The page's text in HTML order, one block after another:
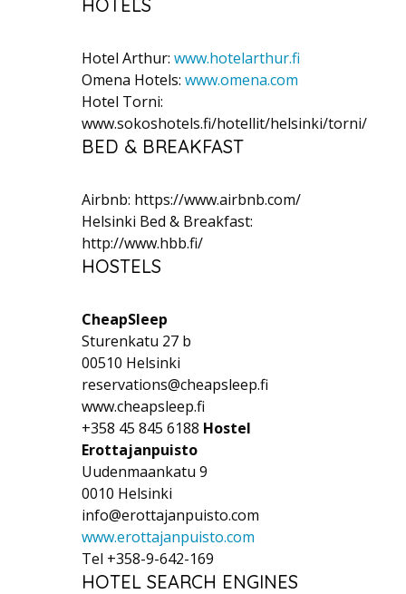
HOTELS
Hotel Arthur: www.hotelarthur.fi
Omena Hotels: www.omena.com
Hotel Torni:
www.sokoshotels.fi/hotellit/helsinki/torni/
BED & BREAKFAST
Airbnb: https://www.airbnb.com/
Helsinki Bed & Breakfast:
http://www.hbb.fi/
HOSTELS
CheapSleep
Sturenkatu 27 b
00510 Helsinki
reservations@cheapsleep.fi
www.cheapsleep.fi
+358 45 845 6188 Hostel
Erottajanpuisto
Uudenmaankatu 9
0010 Helsinki
info@erottajanpuisto.com
www.erottajanpuisto.com
Tel +358-9-642-169
HOTEL SEARCH ENGINES